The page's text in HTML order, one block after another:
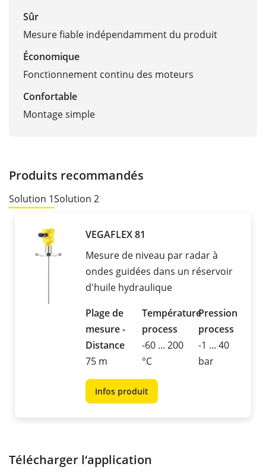
Sûr
Mesure fiable indépendamment du produit
Économique
Fonctionnement continu des moteurs
Confortable
Montage simple
Produits recommandés
Solution 1Solution 2
VEGAFLEX 81
Mesure de niveau par radar à
ondes guidées dans un réservoir
d'huile hydraulique
Plage de
mesure -
Distance
75 m
Température
process
-60 ... 200
°C
Pression
process
-1 ... 40
bar
Infos produit
Télécharger l‘application